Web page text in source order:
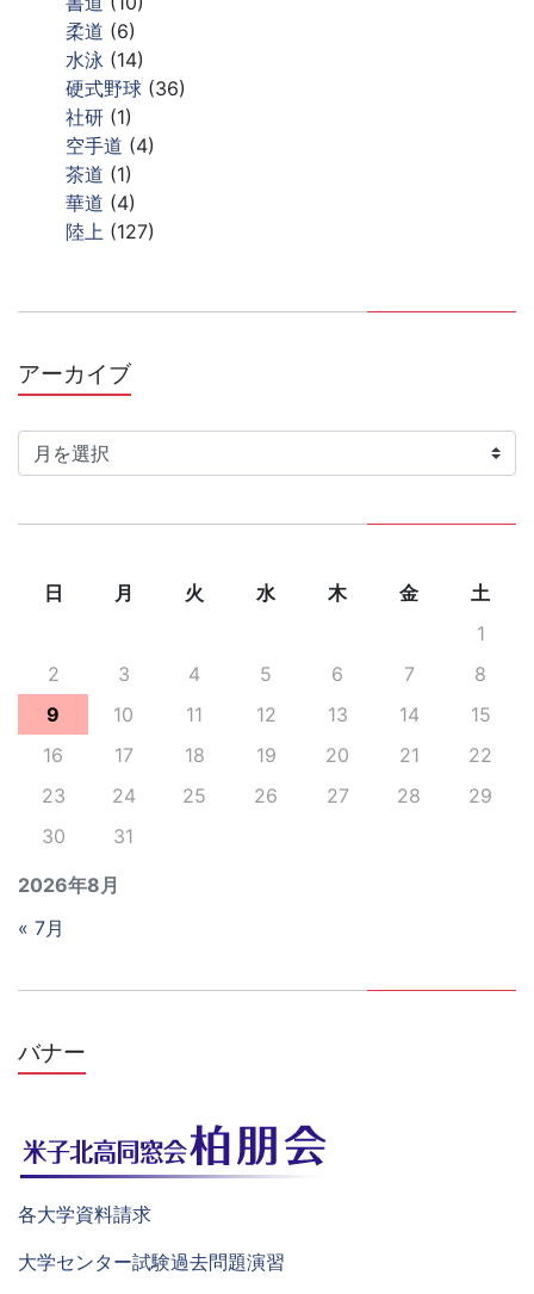
柔道 (6)
水泳 (14)
硬式野球 (36)
社研 (1)
空手道 (4)
茶道 (1)
華道 (4)
陸上 (127)
アーカイブア
ー
カ
2026年8月
日 月 火 水 木 金
土
1
2
3 4 5 6 7
8
9
10 11 12 13 14
15
16
17 18 19 20 21
22
23
24 25 26 27 28
29
30
31
« 7月
バナー
各大学資料請求
大学センター試験過去問題演習